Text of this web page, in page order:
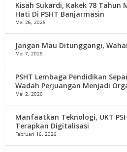
Kisah Sukardi, Kakek 78 Tahun
Hati Di PSHT Banjarmasin
Mei 26, 2026
Jangan Mau Ditunggangi,
Mei 7, 2026
PSHT Lembaga Pendidikan
Wadah Perjuangan Menjadi
Mei 2, 2026
Manfaatkan Teknologi, UKT
Terapkan Digitalisasi
Februari 16, 2026